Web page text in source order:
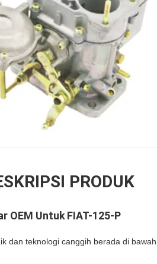
PRODUK
OEM UntukFIAT-125-P
dan teknologi canggih berada di bawah